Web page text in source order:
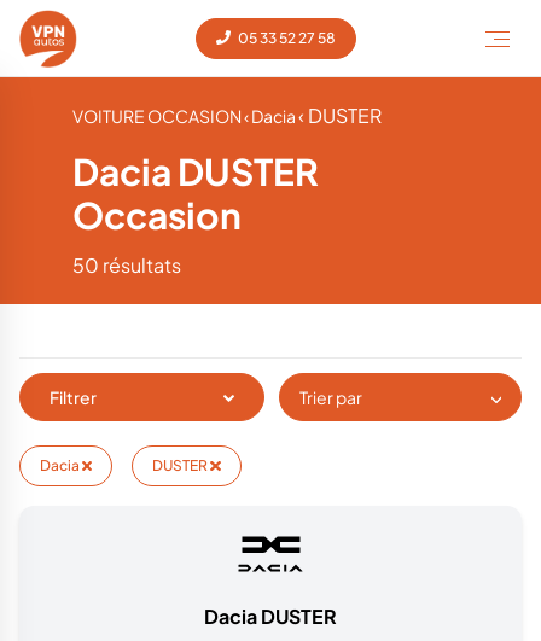
05 33 52 27 58
VOITURE OCCASION‹ Dacia‹ DUSTER
Dacia DUSTER
Occasion
50 résultats
Filtrer Trier par
Dacia DUSTER
Dacia DUSTER